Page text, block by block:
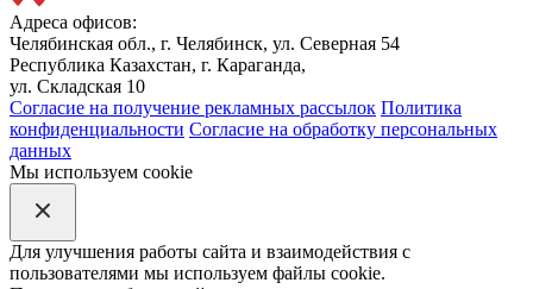
Адреса офисов:
Челябинская обл., г. Челябинск, ул. Северная 54
Республика Казахстан, г. Караганда,
ул. Складская 10
Согласие на получение рекламных рассылок Политика
конфиденциальности Согласие на обработку персональных
данных
Мы используем cookie
Для улучшения работы сайта и взаимодействия с
пользователями мы используем файлы cookie.